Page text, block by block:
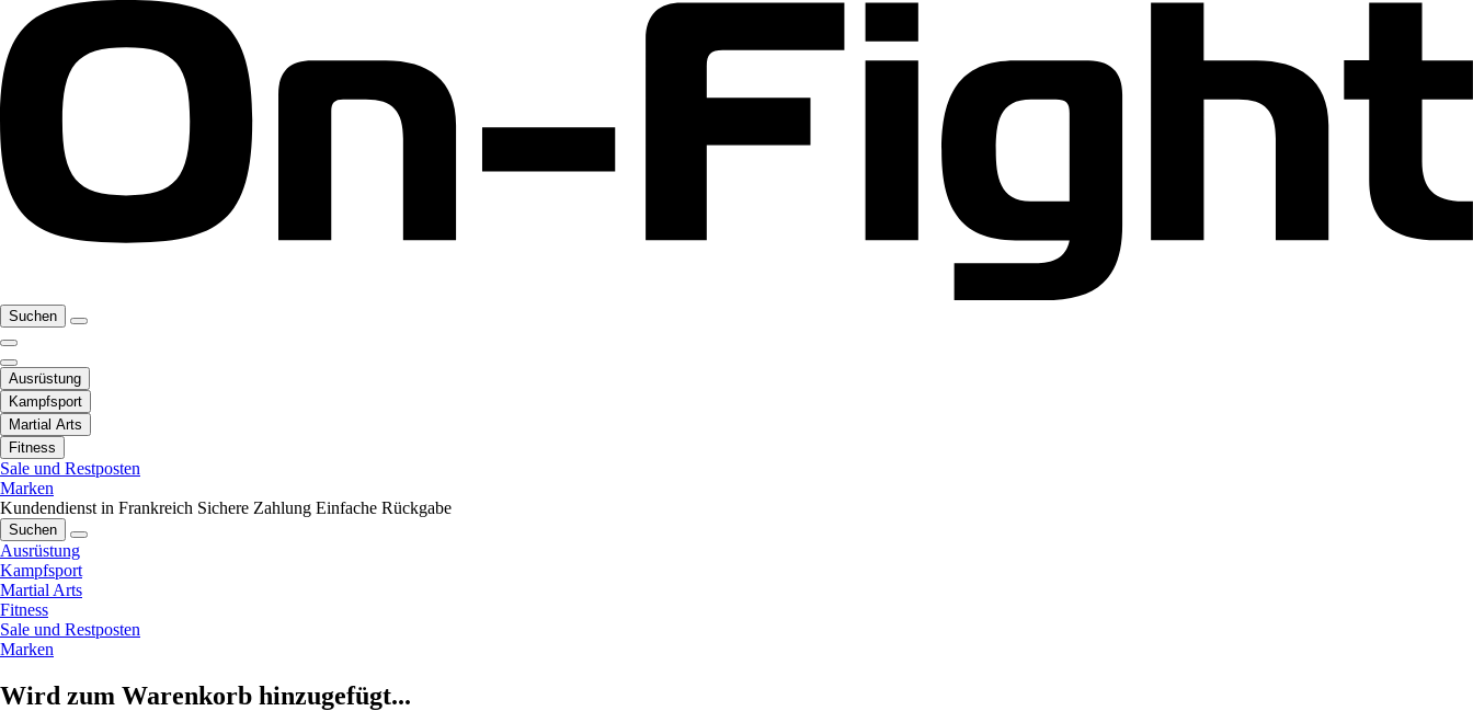
Suchen
Ausrüstung
Kampfsport
Martial Arts
Fitness
Sale und Restposten
Marken
Kundendienst in Frankreich Sichere Zahlung Einfache Rückgabe
Suchen
Ausrüstung
Kampfsport
Martial Arts
Fitness
Sale und Restposten
Marken
Wird zum Warenkorb hinzugefügt...